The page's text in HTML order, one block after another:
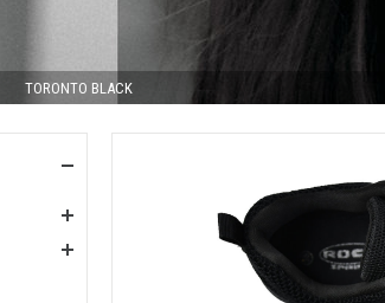
TORONTO BLACK